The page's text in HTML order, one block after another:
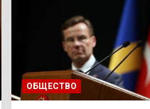
ОБЩЕСТВО